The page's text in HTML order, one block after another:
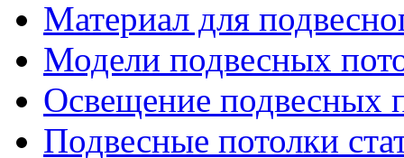
Материал для
Модели подвесных
Освещение подвесных
Подвесные потолки